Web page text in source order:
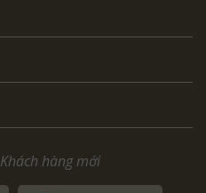
Khách hàng mới